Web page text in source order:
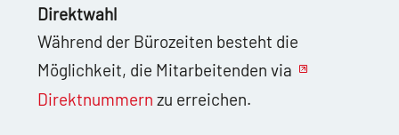
Direktwahl
Während der Bürozeiten besteht die
Möglichkeit, die Mitarbeitenden via
Direktnummern zu erreichen.